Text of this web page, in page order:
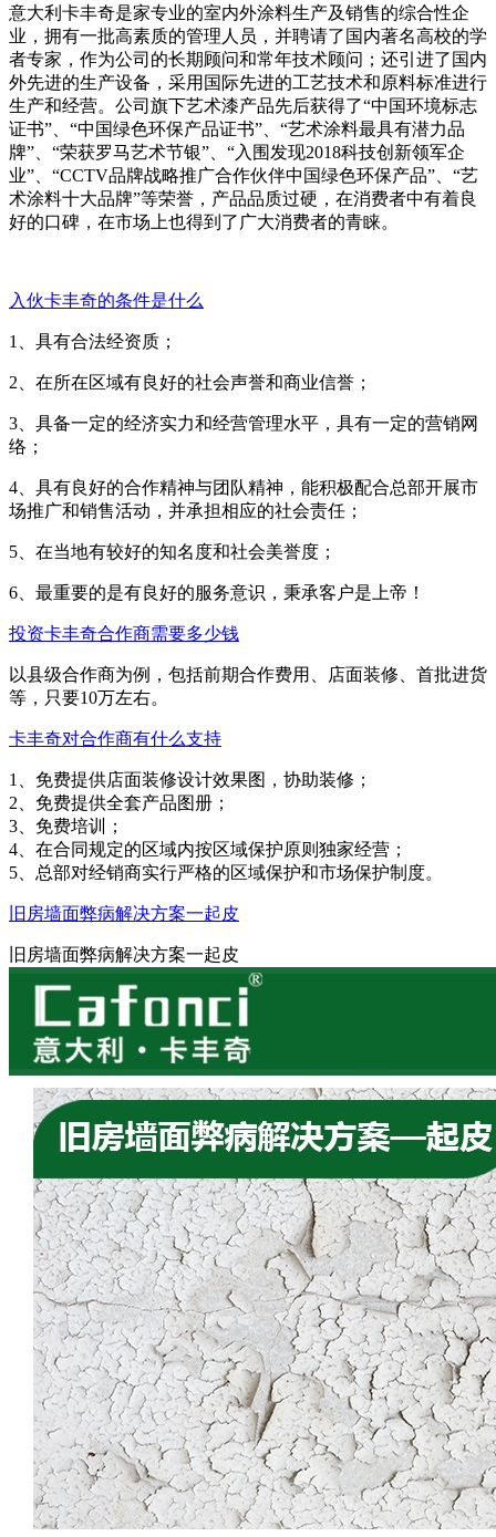
意大利卡丰奇是家专业的室内外涂料生产及销售的综合性企
业，拥有一批高素质的管理人员，并聘请了国内著名高校的学
者专家，作为公司的长期顾问和常年技术顾问；还引进了国内
外先进的生产设备，采用国际先进的工艺技术和原料标准进行
生产和经营。公司旗下艺术漆产品先后获得了“中国环境标志
证书”、“中国绿色环保产品证书”、“艺术涂料最具有潜力品
牌”、“荣获罗马艺术节银”、“入围发现2018科技创新领军企
业”、“CCTV品牌战略推广合作伙伴中国绿色环保产品”、“艺
术涂料十大品牌”等荣誉，产品品质过硬，在消费者中有着良
好的口碑，在市场上也得到了广大消费者的青睐。
入伙卡丰奇的条件是什么
1、具有合法经资质；
2、在所在区域有良好的社会声誉和商业信誉；
3、具备一定的经济实力和经营管理水平，具有一定的营销网
络；
4、具有良好的合作精神与团队精神，能积极配合总部开展市
场推广和销售活动，并承担相应的社会责任；
5、在当地有较好的知名度和社会美誉度；
6、最重要的是有良好的服务意识，秉承客户是上帝！
投资卡丰奇合作商需要多少钱
以县级合作商为例，包括前期合作费用、店面装修、首批进货
等，只要10万左右。
卡丰奇对合作商有什么支持
1、免费提供店面装修设计效果图，协助装修；
2、免费提供全套产品图册；
3、免费培训；
4、在合同规定的区域内按区域保护原则独家经营；
5、总部对经销商实行严格的区域保护和市场保护制度。
旧房墙面弊病解决方案一起皮
旧房墙面弊病解决方案一起皮